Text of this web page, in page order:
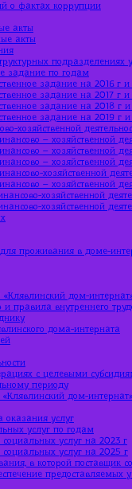
о фактах коррупции
акты
акты
подразделениях
задание по годам
задание на 2016 г
задание на 2017 г
задание на 2018
задание на 2019
хозяйственной
– хозяйственной
– хозяйственной
– хозяйственной
хозяйственной
– хозяйственной
хозяйственной
хозяйственной
проживания в доме-
дом-
и правила внутреннего
дома-интерната
с целевыми
периоду
дом-интернат»
оказания услуг
услуг по годам
услуг на 2023 г
услуг на 2025 г
в которой поставщик
предоставляемых